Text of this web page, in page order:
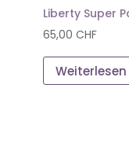
Liberty Super
65,00 CHF
Weiterlesen